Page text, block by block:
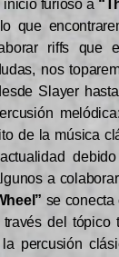
inicio furioso a
que
riffs que
nos
Slayer
de la música
a
se conecta
del tópico
percusión